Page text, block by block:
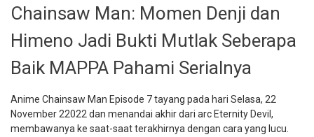
Chainsaw Man: Momen Denji dan
Himeno Jadi Bukti Mutlak Seberapa
Baik MAPPA Pahami Serialnya
Anime Chainsaw Man Episode 7 tayang pada hari Selasa, 22
November 22022 dan menandai akhir dari arc Eternity Devil,
membawanya ke saat-saat terakhirnya dengan cara yang lucu.